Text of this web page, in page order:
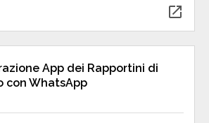
open_in_new
App dei Rapportini di
con WhatsApp